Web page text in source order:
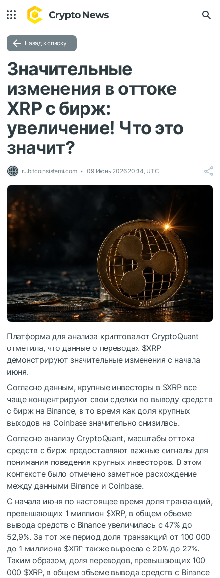
Назад к списку
Значительные
изменения в оттоке
XRP с бирж:
увеличение! Что это
значит?
ru.bitcoinsistemi.com 09 Июнь 2026 20:34, UTC
Платформа для анализа криптовалют CryptoQuant
отметила, что данные о переводах $XRP
демонстрируют значительные изменения с начала
июня.
Согласно данным, крупные инвесторы в $XRPвсе
чаще концентрируют свои сделки по выводу средств
с бирж на Binance, в то время как доля крупных
выходов на Coinbase значительно снизилась.
Согласно анализу CryptoQuant, масштабы оттока
средств с бирж предоставляют важные сигналы для
понимания поведения крупных инвесторов. В этом
контексте было отмечено заметное расхождение
между данными Binance и Coinbase.
С начала июня по настоящее время доля транзакций,
превышающих 1 миллион $XRP, в общем объеме
вывода средств с Binance увеличилась с 47% до
52,9%. За тот же период доля транзакций от 100 000
до 1 миллиона $XRPтакже выросла с 20% до 27%.
Таким образом, доля переводов, превышающих 100
000 $XRP, в общем объеме вывода средств с Binance